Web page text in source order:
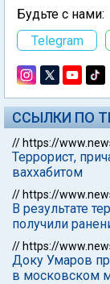
Будьте с нами:
Telegram
ССЫЛКИ ПО
// https://
Террорист,
ваххабитом
// https://
В результате
получили
// https://
Доку Умаров
в московском